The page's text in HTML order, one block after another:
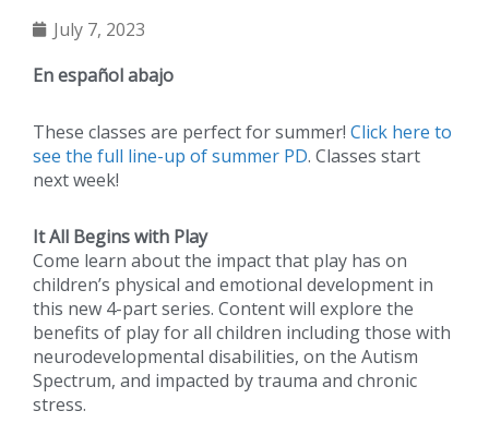
July 7, 2023
En español abajo
These classes are perfect for summer! Click here to
see the full line-up of summer PD. Classes start
next week!
It All Begins with Play
Come learn about the impact that play has on
children’s physical and emotional development in
this new 4-part series. Content will explore the
benefits of play for all children including those with
neurodevelopmental disabilities, on the Autism
Spectrum, and impacted by trauma and chronic
stress.